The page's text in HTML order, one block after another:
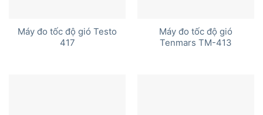
Máy đo tốc độ gió Testo
417
Máy đo tốc độ gió
Tenmars TM-413